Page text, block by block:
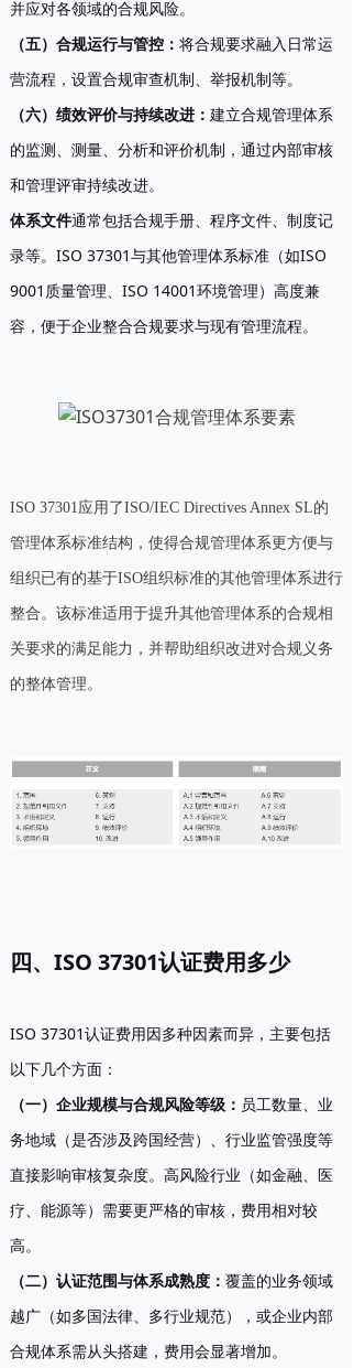
并应对各领域的合规风险。
（五）合规运行与管控 ： 将合规要求融入日常运
营流程，设置合规审查机制、举报机制等。
（六）绩效评价与持续改进 ： 建立合规管理体系
的监测、测量、分析和评价机制，通过内部审核
和管理评审持续改进。
体系文件通常包括合规手册、程序文件、制度记
录等。ISO 37301与其他管理体系标准（如ISO
9001质量管理、ISO 14001环境管理）高度兼
容，便于企业整合合规要求与现有管理流程。
ISO 37301应用了ISO/IEC Directives Annex SL的
管理体系标准结构，使得合规管理体系更方便与
组织已有的基于ISO组织标准的其他管理体系进行
整合。该标准适用于提升其他管理体系的合规相
关要求的满足能力，并帮助组织改进对合规义务
的整体管理。
四、ISO 37301认证费用多少
ISO 37301认证费用因多种因素而异，主要包括
以下几个方面：
（一）企业规模与合规风险等级 ： 员工数量、业
务地域（是否涉及跨国经营）、行业监管强度等
直接影响审核复杂度。高风险行业（如金融、医
疗、能源等）需要更严格的审核，费用相对较
高。
（二）认证范围与体系成熟度 ： 覆盖的业务领域
越广（如多国法律、多行业规范），或企业内部
合规体系需从头搭建，费用会显著增加。